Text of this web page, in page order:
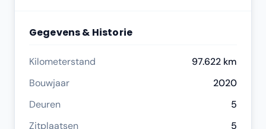
Gegevens & Historie
Kilometerstand
97.622 km
Bouwjaar
2020
Deuren
5
Zitplaatsen
5